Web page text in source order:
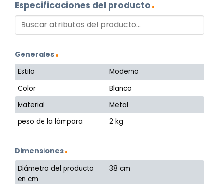
Especificaciones del producto
Generales
Estilo
Moderno
Color
Blanco
Material
Metal
peso de la lámpara
2 kg
Dimensiones
Diámetro del producto
en cm
38 cm